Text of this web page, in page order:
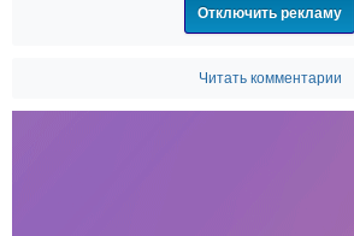
Отключить рекламу
Читать комментарии